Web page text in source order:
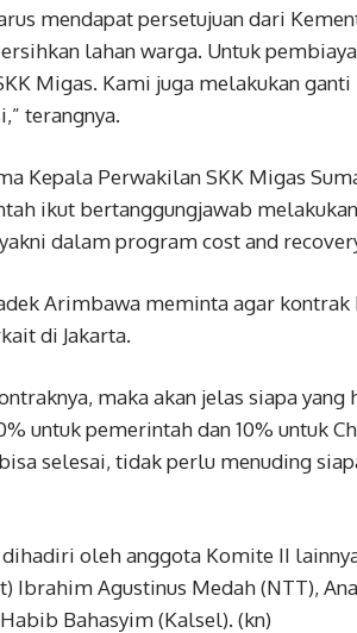
mendapat persetujuan dari
lahan warga. Untuk
Migas. Kami juga melakukan
terangnya.
Kepala Perwakilan SKK Migas
ikut bertanggungjawab
dalam program cost and
Arimbawa meminta agar
di Jakarta.
maka akan jelas siapa
untuk pemerintah dan 10% untuk
selesai, tidak perlu menuding
oleh anggota Komite II
Ibrahim Agustinus Medah (NTT),
Bahasyim (Kalsel). (kn)